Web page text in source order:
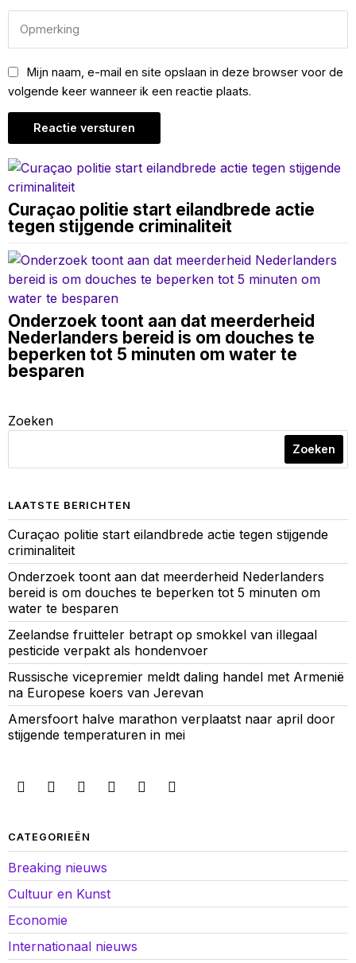
Mijn naam, e-mail en site opslaan in deze browser voor de
volgende keer wanneer ik een reactie plaats.
Curaçao politie start eilandbrede actie
tegen stijgende criminaliteit
Onderzoek toont aan dat meerderheid
Nederlanders bereid is om douches te
beperken tot 5 minuten om water te
besparen
Zoeken
Zoeken
LAATSTE BERICHTEN
Curaçao politie start eilandbrede actie tegen stijgende
criminaliteit
Onderzoek toont aan dat meerderheid Nederlanders
bereid is om douches te beperken tot 5 minuten om
water te besparen
Zeelandse fruitteler betrapt op smokkel van illegaal
pesticide verpakt als hondenvoer
Russische vicepremier meldt daling handel met Armenië
na Europese koers van Jerevan
Amersfoort halve marathon verplaatst naar april door
stijgende temperaturen in mei
CATEGORIEËN
Breaking nieuws
Cultuur en Kunst
Economie
Internationaal nieuws